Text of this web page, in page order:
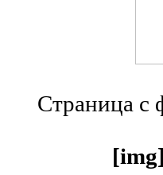
Страница с